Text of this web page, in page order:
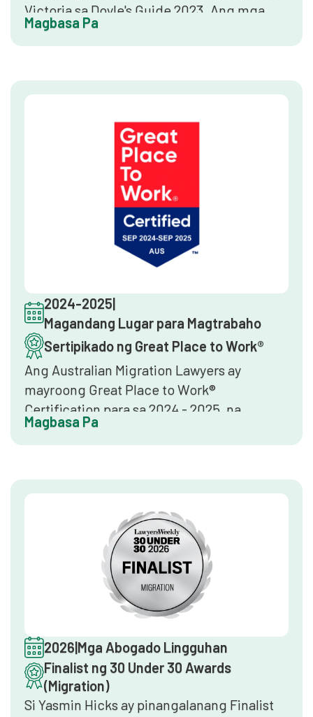
Victoria sa Doyle's Guide 2023. Ang mga
ranggo ay batay sa mga peer survey, mga
panayam sa kliyente, at reputasyon sa
Magbasa Pa
2024-2025|
Magandang Lugar para Magtrabaho
Sertipikado ng Great Place to Work®
Ang Australian Migration Lawyers ay
mayroong Great Place to Work®
Certification para sa 2024 - 2025, na
iginagawad batay sa mga resulta ng survey
ng mga hindi nagpapakilalang empleyado
isang panloob na kapaligiran na may mataas
na tiwala at ginagamit ng mga kliyente at
kandidato bilang representasyon para sa
kalidad ng kompanya at katatagan ng mga
Magbasa Pa
2026|Mga Abogado Lingguhan
Finalist ng 30 Under 30 Awards
(Migration)
Si Yasmin Hicks ay pinangalanang Finalist